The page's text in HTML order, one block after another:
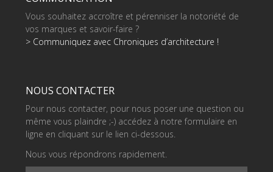
Vous souhaitez accroître et pérenniser la notoriété de
vos marques et savoir-faire ?
> Communiquez avec Chroniques d’architecture !
NOUS CONTACTER
Pour nous contacter, pour nous poser une question ou
même vous plaindre ;-) accédez à notre formulaire en
ligne en cliquant sur le lien ci-dessous.
Nous vous répondrons rapidement.